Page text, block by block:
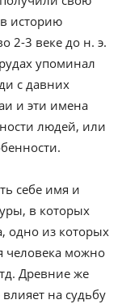
историю
2-3 веке до н. э.
упоминал
с давних
и эти имена
людей, или
себе имя и
в которых
одно из которых
человека можно
Древние же
на судьбу